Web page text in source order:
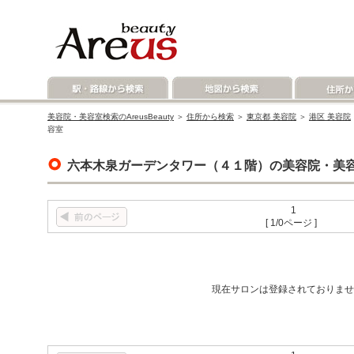
美容院・美容室検索のAreusBeauty ＞ 住所から検索 ＞ 東京都 美容院 ＞ 港区 美容院
容室
六本木泉ガーデンタワー（４１階）の美容院・美
1
[ 1/0ページ ]
現在サロンは登録されておりま